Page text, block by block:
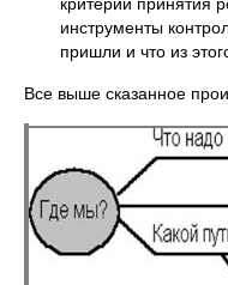
инструменты
пришли и что из
Все выше сказанное